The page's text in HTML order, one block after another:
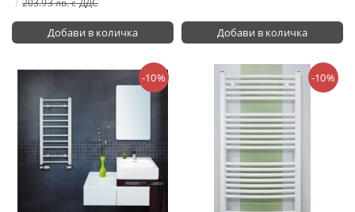
203.93 лв. с ДДС
-10% -10%